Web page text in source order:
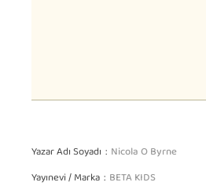
Yazar Adı Soyadı Nicola O Byrne
Yayınevi / Marka BETA KIDS